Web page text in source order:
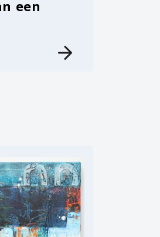
een